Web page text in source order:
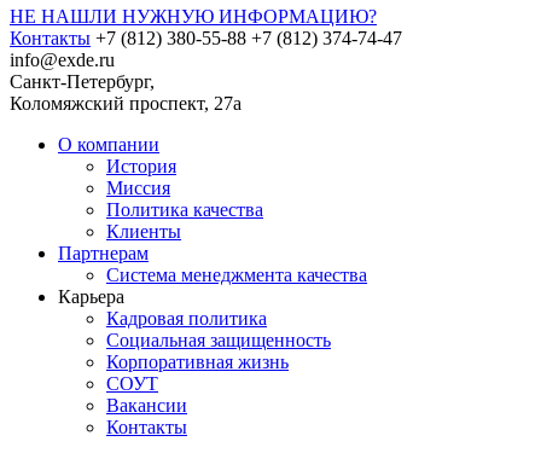
НЕ НАШЛИ НУЖНУЮ ИНФОРМАЦИЮ?
Контакты +7 (812) 380-55-88 +7 (812) 374-74-47
info@exde.ru
Санкт-Петербург,
Коломяжский проспект, 27a
О компании
История
Миссия
Политика качества
Клиенты
Партнерам
Система менеджмента качества
Карьера
Кадровая политика
Социальная защищенность
Корпоративная жизнь
СОУТ
Вакансии
Контакты